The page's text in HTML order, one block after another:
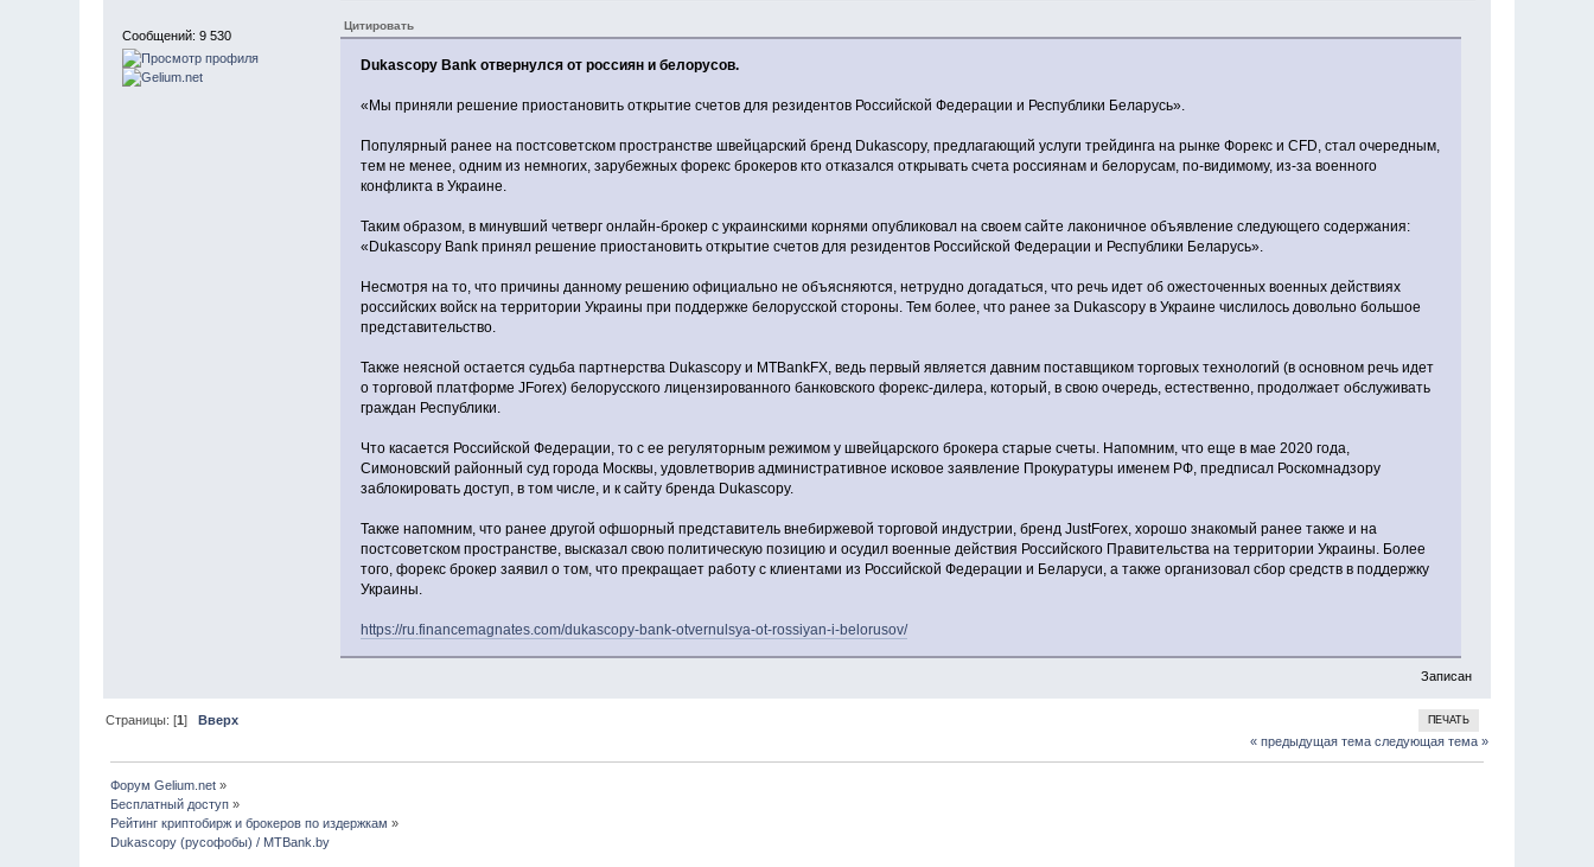
Сообщений: 9 530
Цитировать
Dukascopy Bank отвернулся от россиян и белорусов.
«Мы приняли решение приостановить открытие счетов для резидентов Российской Федерации и Республики Беларусь».
Популярный ранее на постсоветском пространстве швейцарский бренд Dukascopy, предлагающий услуги трейдинга на рынке Форекс и CFD, стал очередным,
тем не менее, одним из немногих, зарубежных форекс брокеров кто отказался открывать счета россиянам и белорусам, по-видимому, из-за военного
конфликта в Украине.
Таким образом, в минувший четверг онлайн-брокер с украинскими корнями опубликовал на своем сайте лаконичное объявление следующего содержания:
«Dukascopy Bank принял решение приостановить открытие счетов для резидентов Российской Федерации и Республики Беларусь».
Несмотря на то, что причины данному решению официально не объясняются, нетрудно догадаться, что речь идет об ожесточенных военных действиях
российских войск на территории Украины при поддержке белорусской стороны. Тем более, что ранее за Dukascopy в Украине числилось довольно большое
представительство.
Также неясной остается судьба партнерства Dukascopy и MTBankFX, ведь первый является давним поставщиком торговых технологий (в основном речь идет
о торговой платформе JForex) белорусского лицензированного банковского форекс-дилера, который, в свою очередь, естественно, продолжает обслуживать
граждан Республики.
Что касается Российской Федерации, то с ее регуляторным режимом у швейцарского брокера старые счеты. Напомним, что еще в мае 2020 года,
Симоновский районный суд города Москвы, удовлетворив административное исковое заявление Прокуратуры именем РФ, предписал Роскомнадзору
заблокировать доступ, в том числе, и к сайту бренда Dukascopy.
Также напомним, что ранее другой офшорный представитель внебиржевой торговой индустрии, бренд JustForex, хорошо знакомый ранее также и на
постсоветском пространстве, высказал свою политическую позицию и осудил военные действия Российского Правительства на территории Украины. Более
того, форекс брокер заявил о том, что прекращает работу с клиентами из Российской Федерации и Беларуси, а также организовал сбор средств в поддержку
Украины.
https://ru.financemagnates.com/dukascopy-bank-otvernulsya-ot-rossiyan-i-belorusov/
Записан
ПЕЧАТЬ
Страницы: [1]
Вверх
« предыдущая тема следующая тема »
Форум Gelium.net »
Бесплатный доступ »
Рейтинг криптобирж и брокеров по издержкам »
Dukascopy (русофобы) / MTBank.by